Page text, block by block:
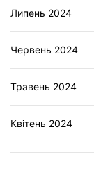
Липень 2024
Червень 2024
Травень 2024
Квітень 2024